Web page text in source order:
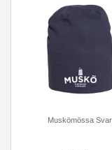
Muskömössa